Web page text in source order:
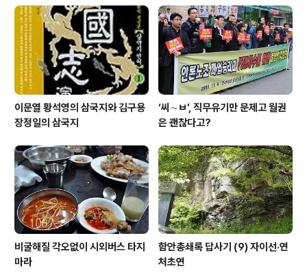
것이고 다른 하나는 주는 것이어서 얼핏 보면 서로 반대되
는 듯하다. 하지만 둘은 긴밀하게 연결되어 있으며 근본은
조세가 아닌 백성이었다. 백성이 헐벗고 굶주리면 일을 하
기 어렵고 일을 하지 못하면 조세 내기..
이문열 황석영의 삼국지와 김구용
장정일의 삼국지
‘씨∼ㅂ’, 직무유기만 문제고 월권
은 괜찮다고?
비굴해질 각오없이 시외버스 타지
마라
함안총쇄록 답사기 (9) 자이선·연
처초연